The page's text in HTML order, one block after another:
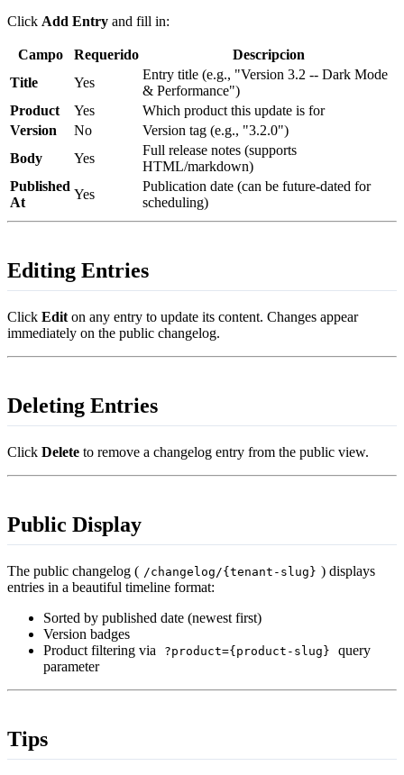
Click Add Entry and fill in:
Campo Requerido
Descripcion
Title
Yes
Entry title (e.g., "Version 3.2 -- Dark Mode
& Performance")
Product
Yes
Which product this update is for
Version
No
Version tag (e.g., "3.2.0")
Body
Yes
Full release notes (supports
HTML/markdown)
Published
At
Yes
Publication date (can be future-dated for
scheduling)
Editing Entries
Click Edit on any entry to update its content. Changes appear
immediately on the public changelog.
Deleting Entries
Click Delete to remove a changelog entry from the public view.
Public Display
The public changelog ( /changelog/{tenant-slug} ) displays
entries in a beautiful timeline format:
Sorted by published date (newest first)
Version badges
Product filtering via
?product={product-slug}
query
parameter
Tips